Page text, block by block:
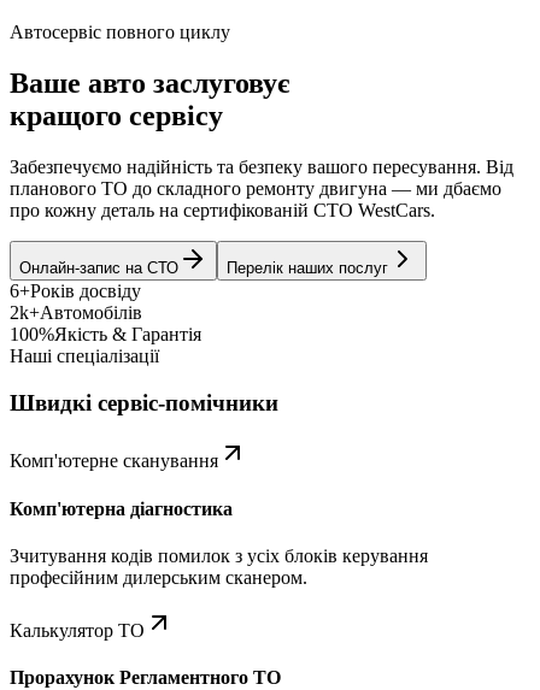
Автосервіс повного циклу
Ваше авто заслуговує
кращого сервісу
Забезпечуємо надійність та безпеку вашого пересування. Від
планового ТО до складного ремонту двигуна — ми дбаємо
про кожну деталь на сертифікованій СТО WestCars.
Онлайн-запис на СТО Перелік наших послуг
6+Років досвіду
2k+Автомобілів
100%Якість & Гарантія
Наші спеціалізації
Швидкі сервіс-помічники
Комп'ютерне сканування
Комп'ютерна діагностика
Зчитування кодів помилок з усіх блоків керування
професійним дилерським сканером.
Калькулятор ТО
Прорахунок Регламентного ТО